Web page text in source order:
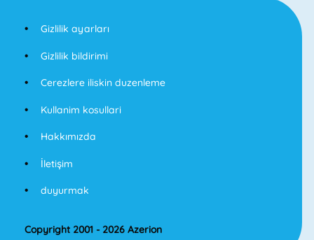
Gizlilik ayarları
Gizlilik bildirimi
Cerezlere iliskin duzenleme
Kullanim kosullari
Hakkımızda
İletişim
duyurmak
Copyright 2001 - 2026 Azerion